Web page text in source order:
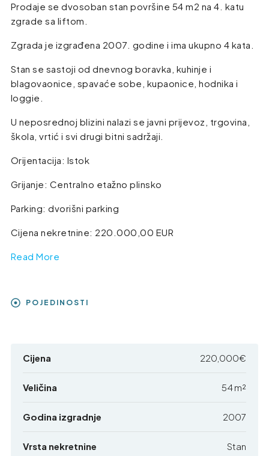
Prodaje se dvosoban stan površine 54 m2 na 4. katu
zgrade sa liftom.
Zgrada je izgrađena 2007. godine i ima ukupno 4 kata.
Stan se sastoji od dnevnog boravka, kuhinje i
blagovaonice, spavaće sobe, kupaonice, hodnika i
loggie.
U neposrednoj blizini nalazi se javni prijevoz, trgovina,
škola, vrtić i svi drugi bitni sadržaji.
Orijentacija: Istok
Grijanje: Centralno etažno plinsko
Parking: dvorišni parking
Cijena nekretnine: 220.000,00 EUR
Read More
POJEDINOSTI
Cijena 220,000€
Veličina 54 m²
Godina izgradnje 2007
Vrsta nekretnine Stan